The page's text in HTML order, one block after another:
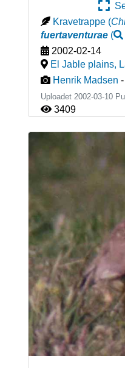
Kravetrappe (
fuertaventurae(
2002-02-14
El Jable plains,
Henrik Madsen -
Uploadet 2002-03-10
3409